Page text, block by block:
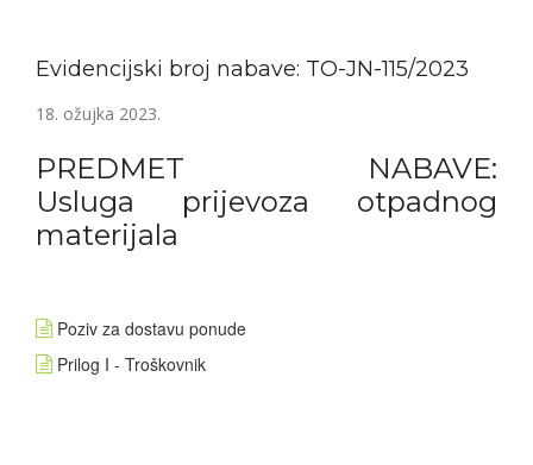
Evidencijski broj nabave: TO-JN-115/2023
18. ožujka 2023.
PREDMET NABAVE:
Usluga prijevoza otpadnog
materijala
Poziv za dostavu ponude
Prilog I - Troškovnik